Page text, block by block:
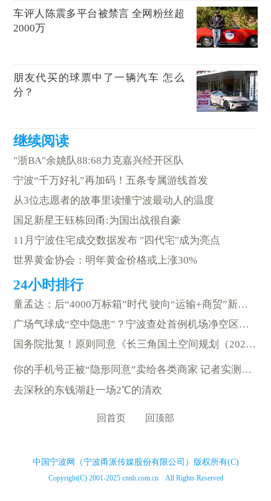
车评人陈震多平台被禁言 全网粉丝超
2000万
朋友代买的球票中了一辆汽车 怎么
分？
"浙BA"余姚队88:68力克嘉兴经开区队
宁波“千万好礼”再加码！五条专属游线首发
从3位志愿者的故事里读懂宁波最动人的温度
国足新星王钰栋回甬:为国出战很自豪
11月宁波住宅成交数据发布 "四代宅"成为亮点
世界黄金协会：明年黄金价格或上涨30%
童孟达：后“4000万标箱”时代 驶向“运输+商贸”新航道
广场气球成“空中隐患”？宁波查处首例机场净空区违规气球案
国务院批复！原则同意《长三角国土空间规划（2023—2035年）》
你的手机号正被“隐形同意”卖给各类商家 记者实测六大平台
去深秋的东钱湖赴一场2℃的清欢
回首页 回顶部
中国宁波网（宁波甬派传媒股份有限公司）版权所有(C)
Copyright(C) 2001-2025 cnnb.com.cn All Rights Reserved